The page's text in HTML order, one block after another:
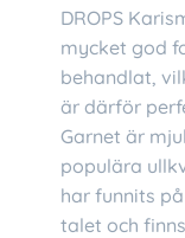
DROPS
mycket god
behandlat,
är därför
Garnet är
populära
har funnits
talet och